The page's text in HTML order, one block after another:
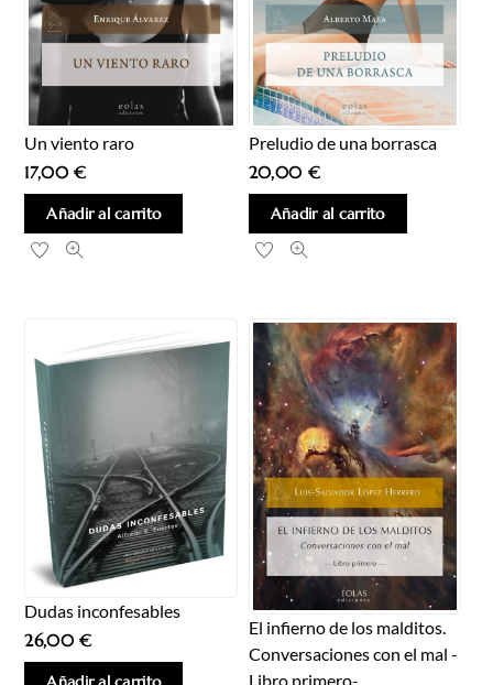
Un viento raro
17,00€
Añadir al carrito
Preludio de una borrasca
20,00 €
Añadir al carrito
Dudas inconfesables
26,00€
El infierno de los malditos.
Conversaciones con el mal -
Libro primero-